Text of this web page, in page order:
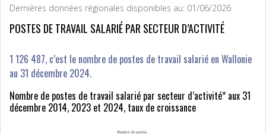
Dernières données régionales disponibles au: 01/06/2026
POSTES DE TRAVAIL SALARIÉ PAR SECTEUR D’ACTIVITÉ
1 126 487, c’est le nombre de postes de travail salarié en Wallonie
au 31 décembre 2024.
Nombre de postes de travail salarié par secteur d’activité* aux 31
décembre 2014, 2023 et 2024, taux de croissance